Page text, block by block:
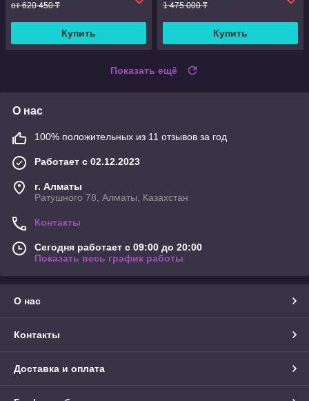
от 620 450 ₸
Купить
1 475 000 ₸
Купить
Показать ещё
О нас
100% положительных из 11 отзывов за год
Работает с 02.12.2023
г. Алматы
Ратушного 78, Алматы, Казахстан
Контакты
Сегодня работает с 09:00 до 20:00
Показать весь график работы
О нас
Контакты
Доставка и оплата